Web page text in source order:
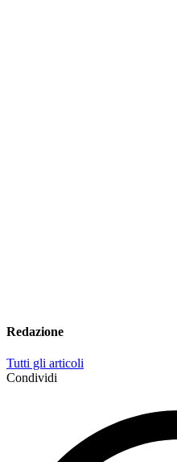
Redazione
Tutti gli articoli
Condividi